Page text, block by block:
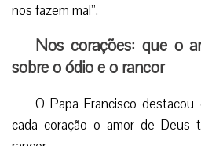
nos fazem mal”.
Nos corações: que o
sobre o ódio e o rancor
O Papa Francisco
cada coração o amor de